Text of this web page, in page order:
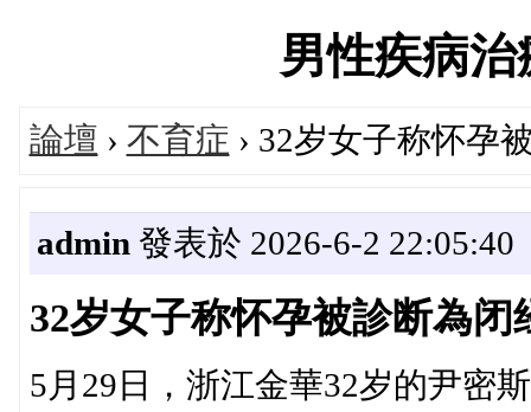
男性疾病
論壇 › 不育症 › 32岁女子称怀孕
admin 發表於 2026-6-2 22:05:40
32岁女子称怀孕被診断為
5月29日，浙江金華32岁的尹密